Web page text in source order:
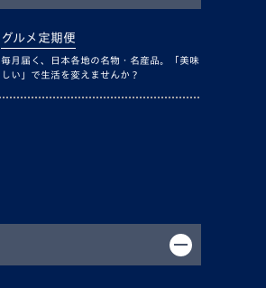
グルメ定期便
毎月届く、日本各地の名物・名産品。「美味
しい」で生活を変えませんか？